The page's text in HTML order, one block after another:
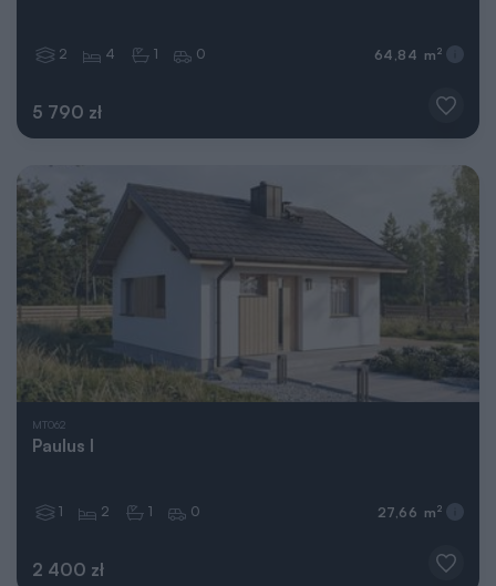
5 790 zł
2 4 1 0 64,84 m 2
MT062
Paulus I
2 400 zł
1 2 1 0 27,66 m 2